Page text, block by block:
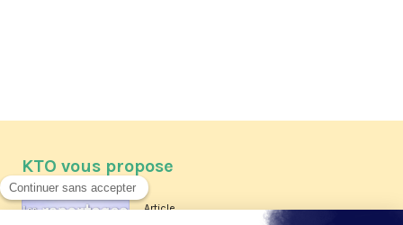
KTO vous propose
Article